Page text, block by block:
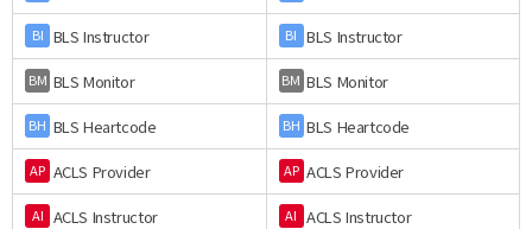
BI BLS Instructor BI BLS Instructor
BM BLS Monitor BM BLS Monitor
BH BLS Heartcode BH BLS Heartcode
AP ACLS Provider AP ACLS Provider
AI ACLS Instructor AI ACLS Instructor